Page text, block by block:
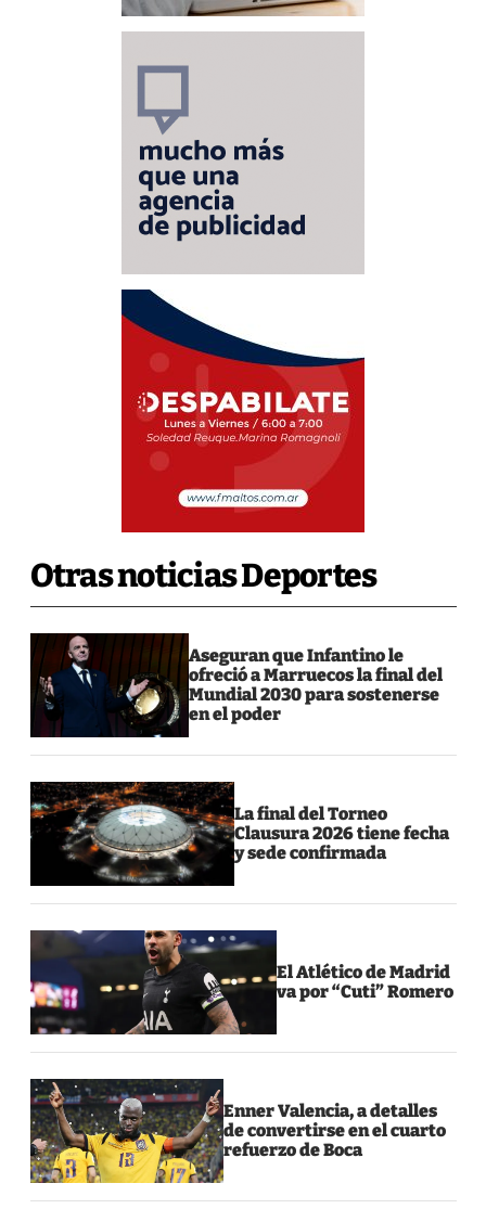
Otras noticias Deportes
Aseguran que Infantino le
ofreció a Marruecos la final del
Mundial 2030 para sostenerse
en el poder
La final del Torneo
Clausura 2026 tiene fecha
y sede confirmada
El Atlético de Madrid
va por “Cuti” Romero
Enner Valencia, a detalles
de convertirse en el cuarto
refuerzo de Boca